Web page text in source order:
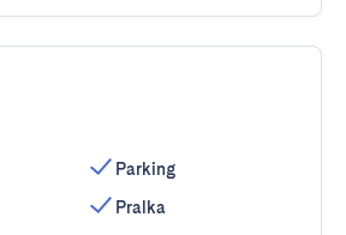
Parking
Pralka